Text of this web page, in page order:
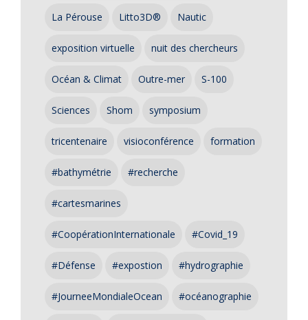
La Pérouse Litto3D® Nautic
exposition virtuelle nuit des chercheurs
Océan & Climat Outre-mer S-100
Sciences Shom symposium
tricentenaire visioconférence formation
#bathymétrie #recherche
#cartesmarines
#CoopérationInternationale #Covid_19
#Défense #expostion #hydrographie
#JourneeMondialeOcean #océanographie